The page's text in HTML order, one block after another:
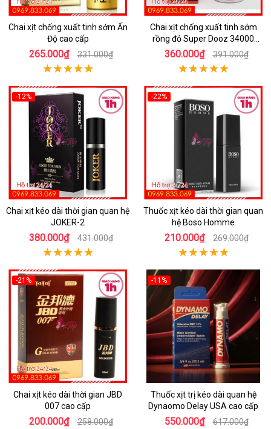
Chai xịt chống xuất tinh sớm Ấn
Độ cao cấp
265.000₫ 331.000₫
Chai xịt chống xuất tinh sớm
rồng đỏ Super Dooz 34000
Spray
360.000₫ 391.000₫
-12%
Chai xịt kéo dài thời gian quan hệ
JOKER-2
380.000₫ 431.000₫
-22%
Thuốc xịt kéo dài thời gian quan
hệ Boso Homme
210.000₫ 269.000₫
-21%
Chai xịt kéo dài thời gian JBD
007 cao cấp
200.000₫ 258.000₫
-11%
Thuốc xịt trị kéo dài quan hệ
Dynaomo Delay USA cao cấp
550.000₫ 617.000₫